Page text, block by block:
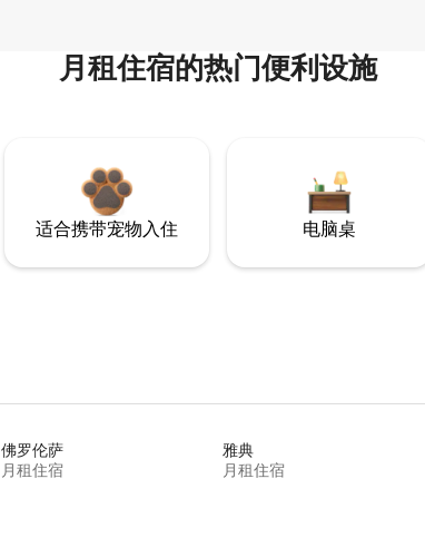
月租住宿的热门便利设施
适合携带宠物入住 电脑桌
佛罗伦萨
月租住宿
雅典
月租住宿